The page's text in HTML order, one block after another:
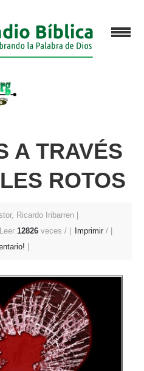
A TRAVÉS
ROTOS
Ricardo Iribarren
Leer 12826 veces / Imprimir /